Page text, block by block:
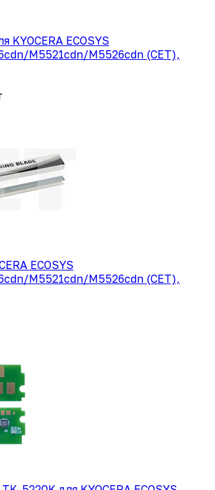
KYOCERA ECOSYS
M5521cdn/M5526cdn (CET),
ECOSYS
M5521cdn/M5526cdn (CET),